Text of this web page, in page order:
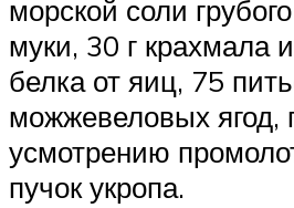
морской соли
муки, 30 г крахмала
белка от яиц, 75
можжевеловых ягод,
усмотрению
пучок укропа.